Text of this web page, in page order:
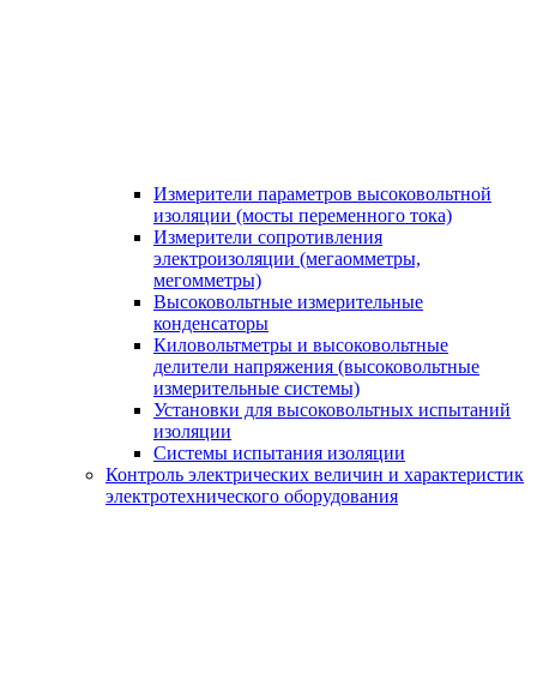
Измерители параметров высоковольтной
изоляции (мосты переменного тока)
Измерители сопротивления
электроизоляции (мегаомметры,
мегомметры)
Высоковольтные измерительные
конденсаторы
Киловольтметры и высоковольтные
делители напряжения (высоковольтные
измерительные системы)
Установки для высоковольтных испытаний
изоляции
Системы испытания изоляции
Контроль электрических величин и характеристик
электротехнического оборудования